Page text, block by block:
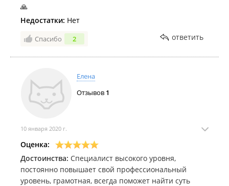
🙏
Недостатки: Нет
Спасибо 2 ответить
Елена
Отзывов 1
10 января 2020 г.
Оценка:
Достоинства: Специалист высокого уровня,
постоянно повышает свой профессиональный
уровень, грамотная, всегда поможет найти суть